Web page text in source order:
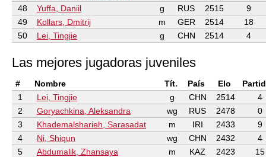
48
Yuffa, Daniil g RUS 2515
9
49
Kollars, Dmitrij m GER 2514
18
50
Lei, Tingjie g CHN 2514 4
Las mejores jugadoras juveniles
# Nombre Tít. País Elo
1
Lei, Tingjie g CHN 2514
4
2
Goryachkina, Aleksandra wg RUS 2478
0
3
Khademalsharieh, Sarasadat m IRI 2433
9
4
Ni, Shiqun wg CHN 2432
4
5
Abdumalik, Zhansaya m KAZ 2423
15